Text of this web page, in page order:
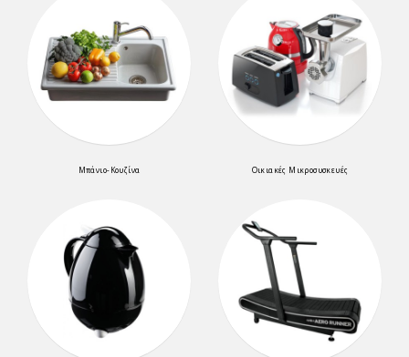
Μπάνιο-Κουζίνα Οικιακές Μικροσυσκευές